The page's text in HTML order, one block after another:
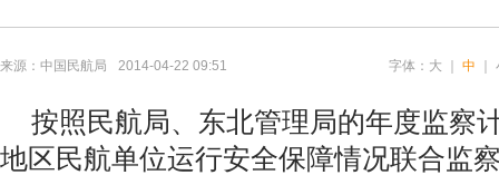
来源：中国民航局 2014-04-22 09:51 字体： 大 中
按照民航局、东北管理局的年度监察
地区民航单位运行安全保障情况联合监
开